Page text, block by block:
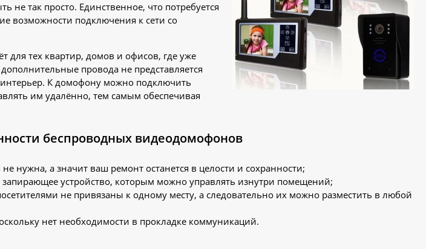
так просто. Единственное, что потребуется
возможности подключения к сети со
тех квартир, домов и офисов, где уже
провода не представляется
К домофону можно подключить
им удалённо, тем самым обеспечивая
беспроводных видеодомофонов
нужна, а значит ваш ремонт останется в целости и сохранности;
устройство, которым можно управлять изнутри помещений;
не привязаны к одному месту, а следовательно их можно разместить в любой
нет необходимости в прокладке коммуникаций.